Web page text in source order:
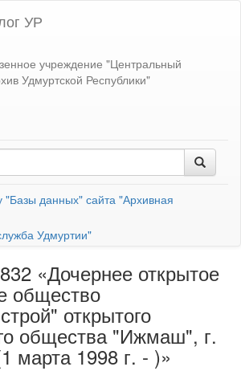
УР
учреждение "Центральный
Удмуртской Республики"
"Базы данных" сайта "Архивная
Удмуртии"
«Дочернее открытое
общество
открытого
общества "Ижмаш", г.
марта 1998 г. - )»